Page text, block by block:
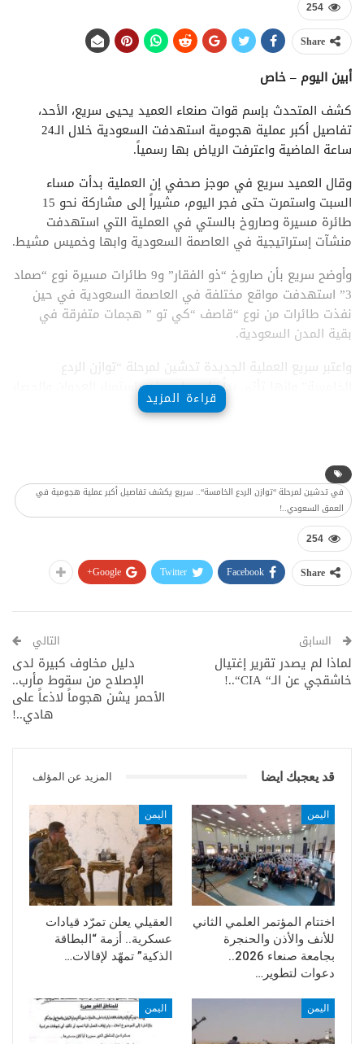
254
Share
أبين اليوم – خاص
كشف المتحدث بإسم قوات صنعاء العميد يحيى سريع، الأحد،
تفاصيل أكبر عملية هجومية استهدفت السعودية خلال الـ24
ساعة الماضية واعترفت الرياض بها رسمياً.
وقال العميد سريع في موجز صحفي إن العملية بدأت مساء
السبت واستمرت حتى فجر اليوم، مشيراً إلى مشاركة نحو 15
طائرة مسيرة وصاروخ بالستي في العملية التي استهدفت
منشآت إستراتيجية في العاصمة السعودية وابها وخميس مشيط.
وأوضح سريع بأن صاروخ “ذو الفقار” و9 طائرات مسيرة نوع “صماد
3” استهدفت مواقع مختلفة في العاصمة السعودية في حين
نفذت طائرات من نوع “قاصف “كي تو ” هجمات متفرقة في
بقية المدن السعودية.
واعتبر سريع العملية الجديدة تدشين لمرحلة “توازن الردع
الخامسة” وانها تأتي رداً على ما وصفه بإستمرار العدوان والحصار
على الشعب اليمن، داعياً السكان في المملكة للابتعاد عن
المواقع العسكرية المطارات التي تستخدمها السعودية لأغراض
قراءة المزيد
في تدشين لمرحلة “توازن الردع الخامسة“.. سريع يكشف تفاصيل أكبر عملية هجومية في
العمق السعودي..!
254
Share
Facebook
Twitter
Google+
السابق
لماذا لم يصدر تقرير إغتيال
خاشقجي عن الـ“ CIA“..!
التالي
دليل مخاوف كبيرة لدى
الإصلاح من سقوط مأرب..
الأحمر يشن هجوماً لاذعاً على
هادي..!
قد يعجبك ايضا المزيد عن المؤلف
اليمن
اختتام المؤتمر العلمي الثاني
للأنف والأذن والحنجرة
بجامعة صنعاء 2026..
دعوات لتطوير…
اليمن
العقيلي يعلن تمرّد قيادات
عسكرية.. أزمة “البطاقة
الذكية” تمهّد لإقالات…
اليمن اليمن